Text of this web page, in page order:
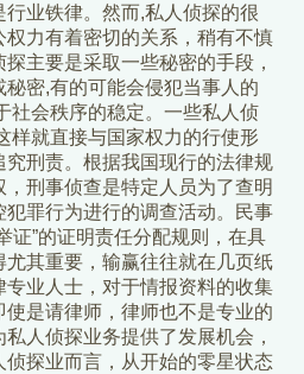
业铁律。然而,私人侦探的很
力有着密切的关系，稍有不慎
主要是采取一些秘密的手段，
密,有的可能会侵犯当事人的
社会秩序的稳定。一些私人侦
样就直接与国家权力的行使形
究刑责。根据我国现行的法律规
刑事侦查是特定人员为了查明
罪行为进行的调查活动。民事
证”的证明责任分配规则，在具
其重要，输赢往往就在几页纸
业人士，对于情报资料的收集
是请律师，律师也不是专业的
人侦探业务提供了发展机会，
探业而言，从开始的零星状态